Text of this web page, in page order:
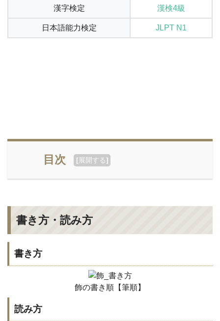
漢字検定 漢検4級
日本語能力検定 JLPT N1
目次 [展開する]
書き方・読み方
書き方
飾の書き順【筆順】
読み方